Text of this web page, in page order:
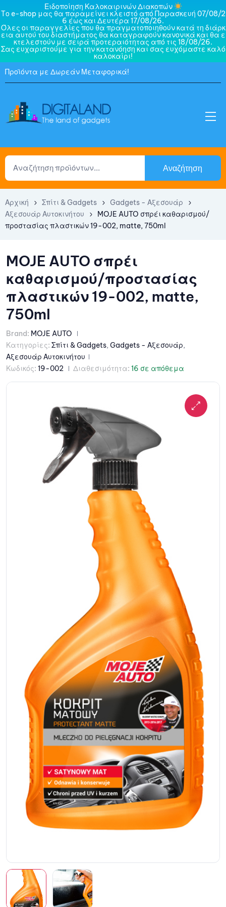
Ειδοποίηση Καλοκαιρινών Διακοπών
Το e-shop μας θα παραμείνει κλειστό από Παρασκευή 07/08/2
6 έως και Δευτέρα 17/08/26.
Όλες οι παραγγελίες που θα πραγματοποιηθούν κατά τη διάρκ
εια αυτού του διαστήματος θα καταγραφούν κανονικά και θα ε
κτελεστούν με σειρά προτεραιότητας από τις 18/08/26.
Σας ευχαριστούμε για την κατανόηση και σας ευχόμαστε καλό
καλοκαίρι!
Προϊόντα με Δωρεάν Μεταφορικά!
Αναζήτηση
Αρχική Σπίτι & Gadgets
Gadgets - Αξεσουάρ
Αξεσουάρ Αυτοκινήτου
MOJE AUTO σπρέι καθαρισμού/
προστασίας πλαστικών 19-002, matte, 750ml
MOJE AUTO σπρέι
καθαρισμού/προστασίας
πλαστικών 19-002, matte,
750ml
Brand: MOJE AUTO
Κατηγορίες: Σπίτι & Gadgets, Gadgets - Αξεσουάρ,
Αξεσουάρ Αυτοκινήτου
Κωδικός: 19-002 Διαθεσιμότητα: 16 σε απόθεμα